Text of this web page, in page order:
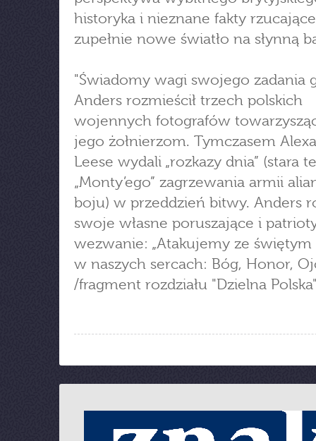
historyka i nieznane fakty rzucające
zupełnie nowe światło na słynną
"Świadomy wagi swojego zadania
Anders rozmieścił trzech polskich
wojennych fotografów
jego żołnierzom. Tymczasem
Leese wydali „rozkazy dnia” (stara
„Monty’ego” zagrzewania armii
boju) w przeddzień bitwy. Anders
swoje własne poruszające i
wezwanie: „Atakujemy ze świętym
w naszych sercach: Bóg, Honor,
/fragment rozdziału "Dzielna